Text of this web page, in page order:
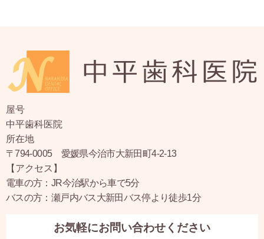
屋号
中平歯科医院
所在地
〒794-0005 愛媛県今治市大新田町4-2-13
【アクセス】
電車の方：JR今治駅から車で5分
バスの方：瀬戸内バス大新田バス停より徒歩1分
お気軽にお問い合わせください